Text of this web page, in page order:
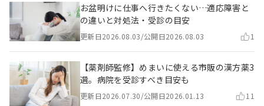
お盆明けに仕事へ行きたくない…適応障害と
の違いと対処法・受診の目安
更新日2026.08.03/公開日2026.08.03 1
【薬剤師監修】めまいに使える市販の漢方薬3
選。病院を受診すべき目安も
更新日2026.07.30/公開日2026.01.13 11